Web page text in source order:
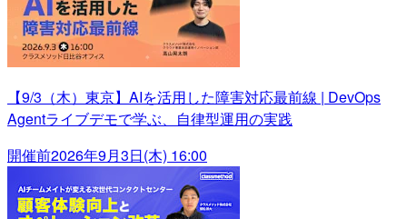
【9/3（木）東京】AIを活用した障害対応最前線 | DevOps
Agentライブデモで学ぶ、自律型運用の実践
開催前2026年9月3日(木) 16:00